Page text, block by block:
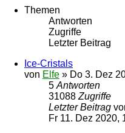
Themen
Antworten
Zugriffe
Letzter Beitrag
Ice-Cristals
von Elfe » Do 3. Dez
5 Antworten
31088 Zugriffe
Letzter Beitrag
Fr 11. Dez 2020,